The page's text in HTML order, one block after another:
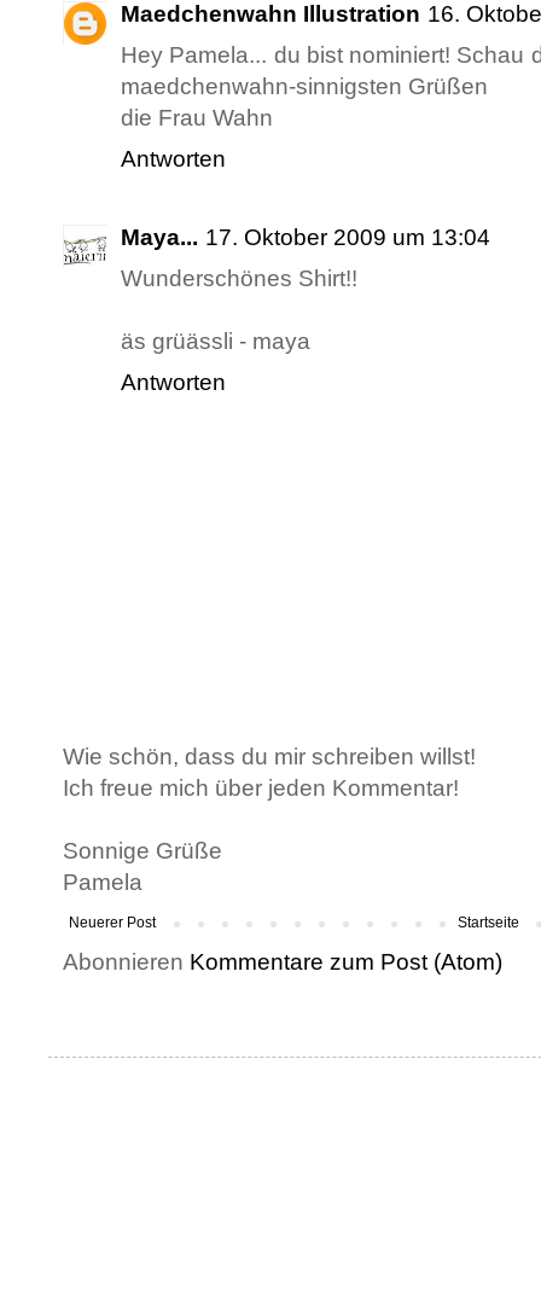
Maedchenwahn Illustration 16.
Hey Pamela... du bist nominiert! Schau
maedchenwahn-sinnigsten Grüßen
die Frau Wahn
Antworten
Maya... 17. Oktober 2009 um 13:04
Wunderschönes Shirt!!
äs grüässli - maya
Antworten
Wie schön, dass du mir schreiben willst!
Ich freue mich über jeden Kommentar!
Sonnige Grüße
Pamela
Neuerer Post Startseite
Abonnieren Kommentare zum Post (Atom)